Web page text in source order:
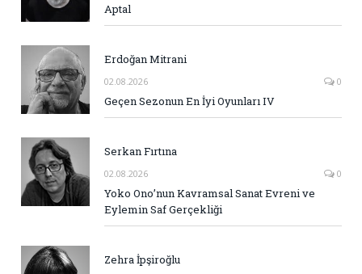
Aptal
Erdoğan Mitrani
02.08.2026 0
Geçen Sezonun En İyi Oyunları IV
Serkan Fırtına
02.08.2026 0
Yoko Ono’nun Kavramsal Sanat Evreni ve
Eylemin Saf Gerçekliği
Zehra İpşiroğlu